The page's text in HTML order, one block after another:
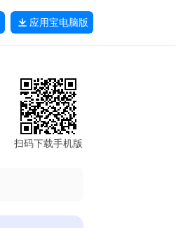
应用宝电脑版
扫码下载手机版